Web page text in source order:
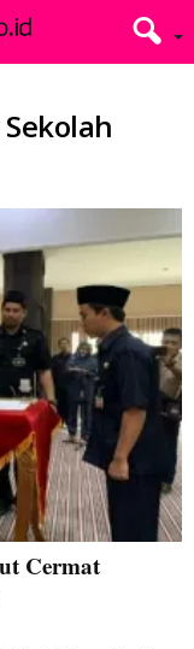
Cermat